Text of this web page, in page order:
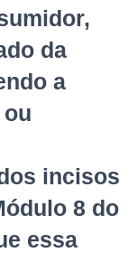
da
a
incisos
8 do
essa